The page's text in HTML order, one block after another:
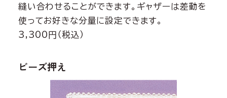
縫い合わせることができます。ギャザーは差動を
使ってお好きな分量に設定できます。
3,300円（税込）
ビーズ押え